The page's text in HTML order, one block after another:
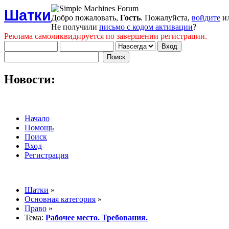
ШаткиДобро пожаловать, Гость. Пожалуйста, войдите
Не получили письмо с кодом активации?
Реклама самоликвидируется по завершении регистрации.
Новости:
Начало
Помощь
Поиск
Вход
Регистрация
Шатки »
Основная категория »
Право »
Тема: Рабочее место. Требования.